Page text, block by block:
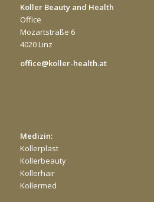
Koller Beauty and Health
Office
Mozartstraße 6
4020 Linz
office@koller-health.at
Medizin:
Kollerplast
Kollerbeauty
Kollerhair
Kollermed